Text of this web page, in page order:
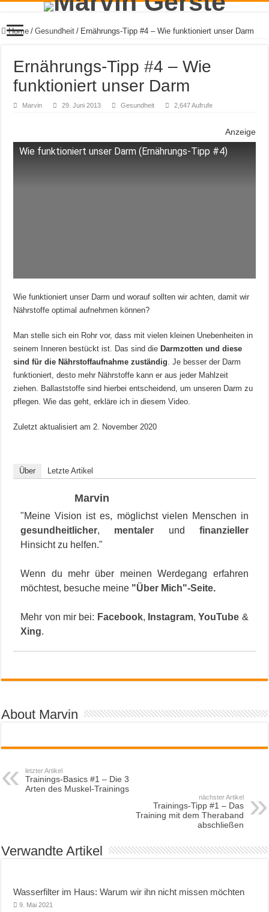
Home / Gesundheit / Ernährungs-Tipp #4 – Wie funktioniert unser Darm
Ernährungs-Tipp #4 – Wie
funktioniert unser Darm
Marvin 29. Juni 2013 Gesundheit 2,647 Aufrufe
Anzeige
Wie funktioniert unser Darm (Ernährungs-Tipp #4)
Wie funktioniert unser Darm und worauf sollten wir achten, damit wir
Nährstoffe optimal aufnehmen können?
Man stelle sich ein Rohr vor, dass mit vielen kleinen Unebenheiten in
seinem Inneren bestückt ist. Das sind die Darmzotten und diese
sind für die Nährstoffaufnahme zuständig . Je besser der Darm
funktioniert, desto mehr Nährstoffe kann er aus jeder Mahlzeit
ziehen. Ballaststoffe sind hierbei entscheidend, um unseren Darm zu
pflegen. Wie das geht, erkläre ich in diesem Video.
Zuletzt aktualisiert am 2. November 2020
Über Letzte Artikel
Marvin
"Meine Vision ist es, möglichst vielen Menschen in
gesundheitlicher, mentaler und finanzieller
Hinsicht zu helfen."
Wenn du mehr über meinen Werdegang erfahren
möchtest, besuche meine "Über Mich"-Seite.
Mehr von mir bei: Facebook, Instagram,YouTube &
Xing.
About Marvin
letzter Artikel
Trainings-Basics #1 – Die 3
Arten des Muskel-Trainings
nächster Artikel
Trainings-Tipp #1 – Das
Training mit dem Theraband
abschließen
Verwandte Artikel
Wasserfilter im Haus: Warum wir ihn nicht missen möchten
9. Mai 2021